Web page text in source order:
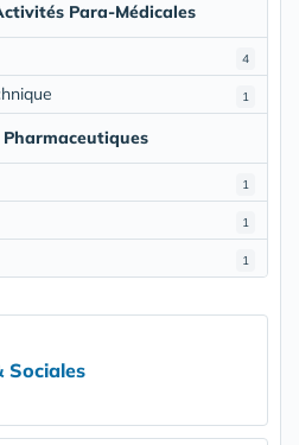
Para-Médicales
4
1
Pharmaceutiques
1
1
1
Sociales